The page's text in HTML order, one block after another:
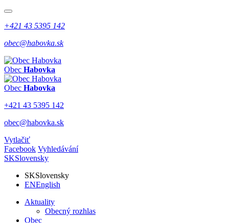
+421 43 5395 142
obec@habovka.sk
Obec Habovka
Obec Habovka
+421 43 5395 142
obec@habovka.sk
Vytlačiť
Facebook Vyhledávání
SKSlovensky
SKSlovensky
ENEnglish
Aktuality
Obecný rozhlas
Obec